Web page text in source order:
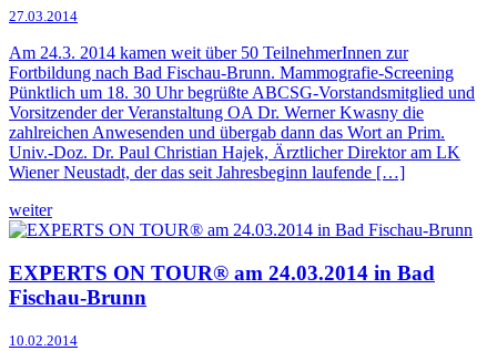
27.03.2014
Am 24.3. 2014 kamen weit über 50 TeilnehmerInnen zur
Fortbildung nach Bad Fischau-Brunn. Mammografie-Screening
Pünktlich um 18. 30 Uhr begrüßte ABCSG-Vorstandsmitglied und
Vorsitzender der Veranstaltung OA Dr. Werner Kwasny die
zahlreichen Anwesenden und übergab dann das Wort an Prim.
Univ.-Doz. Dr. Paul Christian Hajek, Ärztlicher Direktor am LK
Wiener Neustadt, der das seit Jahresbeginn laufende […]
weiter
EXPERTS ON TOUR® am 24.03.2014 in Bad
Fischau-Brunn
10.02.2014